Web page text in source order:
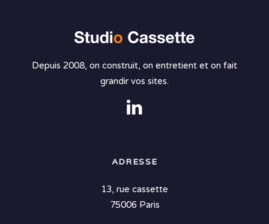
Depuis 2008, on construit, on entretient et on fait
grandir vos sites.
ADRESSE
13, rue cassette
75006 Paris